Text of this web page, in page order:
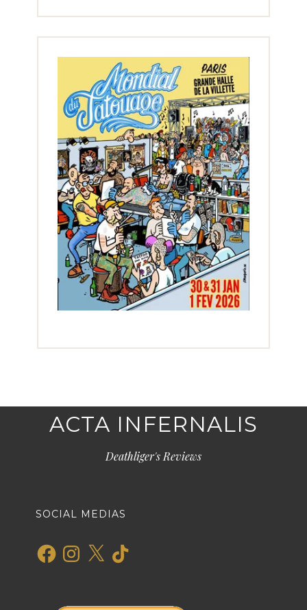
ACTA INFERNALIS
Deathliger's Reviews
SOCIAL MEDIAS
FacebookInstagram
X TikTok